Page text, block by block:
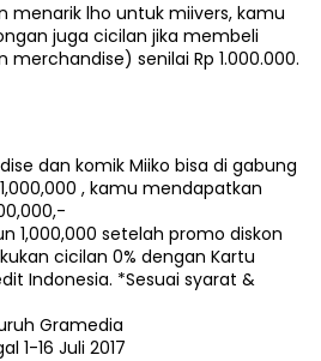
menarik lho untuk miivers, kamu
juga cicilan jika membeli
senilai Rp 1.000.000.
dan komik Miiko bisa di gabung
, kamu mendapatkan
1,000,000 setelah promo diskon
cicilan 0% dengan Kartu
Indonesia. *Sesuai syarat &
Gramedia
1-16 Juli 2017